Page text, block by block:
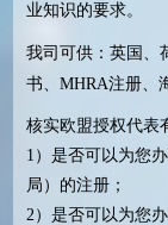
业知识的要求。
我司可供：英国、
书、MHRA注册、
核实欧盟授权代表
1）是否可以为您
局）的注册；
2）是否可以为您